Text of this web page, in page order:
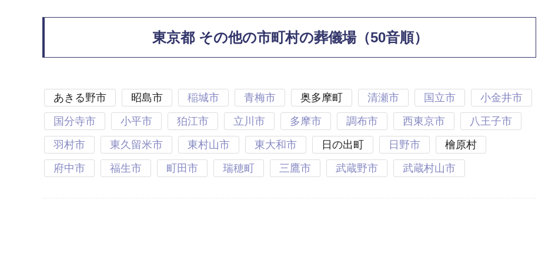
東京都 その他の市町村の葬儀場（50音順）
あきる野市 昭島市 稲城市 青梅市 奥多摩町 清瀬市 国立市
小金井市
国分寺市
小平市 狛江市 立川市 多摩市 調布市 西東京市
八王子市
羽村市
東久留米市 東村山市 東大和市 日の出町 日野市
檜原村
府中市
福生市 町田市 瑞穂町 三鷹市 武蔵野市 武蔵村山市